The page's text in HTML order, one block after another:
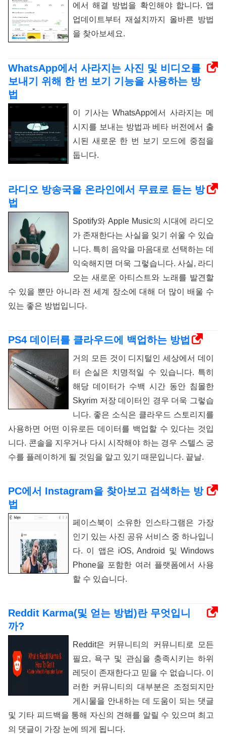
에서 해결 방법을 확인해야 합니다. 앱
업데이트부터 재설치까지 올바른 방법
을 찾아보세요.
WhatsApp에서 사라지는 사진 및 비디오를
보내기 위해 한 번 보기 기능을 사용하는 방
법
이 기사는 WhatsApp에서 사라지는 메
시지를 보내는 방법과 베타 버전에서 출
시된 새로운 한 번 보기 모드에 중점을
둡니다.
라디오 방송국을 온라인에서 무료로 듣는 방
법
Spotify와 Apple Music의 시대에 라디오
가 존재한다는 사실을 잊기 쉬울 수 있습
니다. 특히 음악을 마음대로 선택하는 데
익숙해지면 더욱 그렇습니다. 사실, 라디
오는 새로운 아티스트와 노래를 발견할
수 있을 뿐만 아니라 전 세계 장소에 대해 더 많이 배울 수
있는 좋은 방법입니다.
PS4 데이터를 클라우드에 백업하는 방법
거의 모든 것이 디지털인 세상에서 데이
터 손실은 치명적일 수 있습니다. 특히
해당 데이터가 수백 시간 동안 침몰한
Skyrim 저장 데이터인 경우 더욱 그렇습
니다. 좋은 소식은 클라우드 스토리지를
사용하면 어떤 이유로든 데이터를 백업할 수 있다는 것입
니다. 콘솔을 지우거나 다시 시작해야 하는 경우 스텔스 궁
수를 플레이하게 될 것임을 알고 있기 때문입니다. 끝날.
PC에서 Instagram을 찾아보고 검색하는 방
법
페이스북이 소유한 인스타그램은 가장
인기 있는 사진 공유 서비스 중 하나입니
다. 이 앱은 iOS, Android 및 Windows
Phone을 포함한 여러 플랫폼에서 사용
할 수 있습니다.
Reddit Karma(및 얻는 방법)란 무엇입니
까?
Reddit은 커뮤니티의 커뮤니티로 모든
필요, 욕구 및 관심을 충족시키는 하위
레딧이 존재한다고 믿을 수 없습니다. 이
러한 커뮤니티의 대부분은 조정되지만
게시물을 안내하는 데 도움이 되는 댓글
및 기타 피드백을 통해 자신의 견해를 알릴 수 있으며 최고
의 댓글이 가장 눈에 띄게 됩니다.